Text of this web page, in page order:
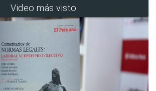
Video más visto